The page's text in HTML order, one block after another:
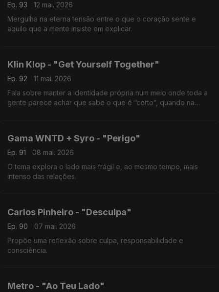
Ep. 93
12 mai. 2026
Mergulha na eterna tensão entre o que o coração sente e
aquilo que a mente insiste em explicar.
Klin Klop - "Get Yourself Together"
Ep. 92
11 mai. 2026
Fala sobre manter a identidade própria num meio onde toda a
gente parece achar que sabe o que é “certo”, quando na
Gama WNTD + Syro - "Perigo"
Ep. 91
08 mai. 2026
O tema explora o lado mais frágil e, ao mesmo tempo, mais
intenso das relações.
Carlos Pinheiro - "Desculpa"
Ep. 90
07 mai. 2026
Propõe uma reflexão sobre culpa, responsabilidade e
consciência.
Metro - "Ao Teu Lado"